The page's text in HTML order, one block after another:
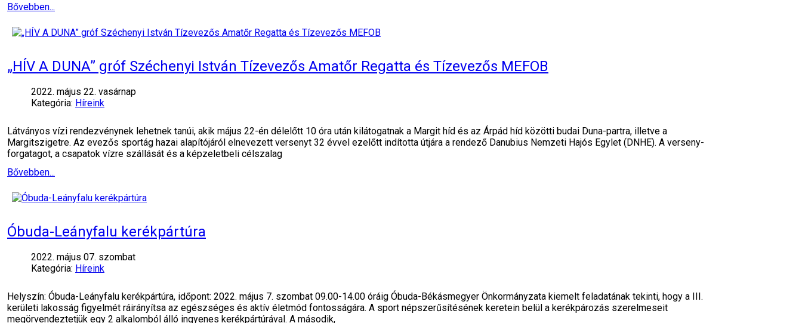
Bővebben...
„HÍV A DUNA” gróf Széchenyi István Tízevezős Amatőr Regatta és Tízevezős MEFOB
2022. május 22. vasárnap
Kategória: Híreink
Látványos vízi rendezvénynek lehetnek tanúi, akik május 22-én délelőtt 10 óra után kilátogatnak a Margit híd és az Árpád híd közötti budai Duna-partra, illetve a
Margitszigetre. Az evezős sportág hazai alapítójáról elnevezett versenyt 32 évvel ezelőtt indította útjára a rendező Danubius Nemzeti Hajós Egylet (DNHE). A verseny-
forgatagot, a csapatok vízre szállását és a képzeletbeli célszalag
Bővebben...
Óbuda-Leányfalu kerékpártúra
2022. május 07. szombat
Kategória: Híreink
Helyszín: Óbuda-Leányfalu kerékpártúra, időpont: 2022. május 7. szombat 09.00-14.00 óráig Óbuda-Békásmegyer Önkormányzata kiemelt feladatának tekinti, hogy a III.
kerületi lakosság figyelmét ráirányítsa az egészséges és aktív életmód fontosságára. A sport népszerűsítésének keretein belül a kerékpározás szerelmeseit
megörvendeztetjük egy 2 alkalomból álló ingyenes kerékpártúrával. A második,